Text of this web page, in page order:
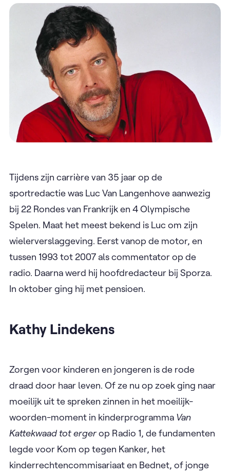
Tijdens zijn carrière van 35 jaar op de
sportredactie was Luc Van Langenhove aanwezig
bij 22 Rondes van Frankrijk en 4 Olympische
Spelen. Maat het meest bekend is Luc om zijn
wielerverslaggeving. Eerst vanop de motor, en
tussen 1993 tot 2007 als commentator op de
radio. Daarna werd hij hoofdredacteur bij Sporza.
In oktober ging hij met pensioen.
Kathy Lindekens
Zorgen voor kinderen en jongeren is de rode
draad door haar leven. Of ze nu op zoek ging naar
moeilijk uit te spreken zinnen in het moeilijk-
woorden-moment in kinderprogramma Van
Kattekwaad tot ergerop Radio 1, de fundamenten
legde voor Kom op tegen Kanker, het
kinderrechtencommisariaat en Bednet, of jonge